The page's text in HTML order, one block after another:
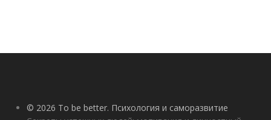
© 2026 To be better. Психология и саморазвитие